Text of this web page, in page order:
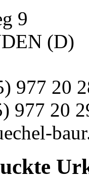
9
(D)
977 20
977 20